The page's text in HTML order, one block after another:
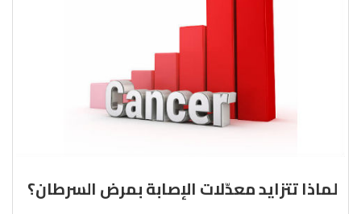
لماذا تتزايد معدّلات الإصابة بمرض السرطان؟